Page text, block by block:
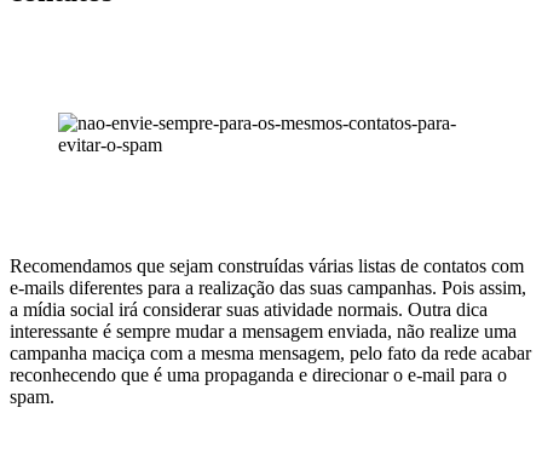
Recomendamos que sejam construídas várias listas de contatos com
e-mails diferentes para a realização das suas campanhas. Pois assim,
a mídia social irá considerar suas atividade normais. Outra dica
interessante é sempre mudar a mensagem enviada, não realize uma
campanha maciça com a mesma mensagem, pelo fato da rede acabar
reconhecendo que é uma propaganda e direcionar o e-mail para o
spam.